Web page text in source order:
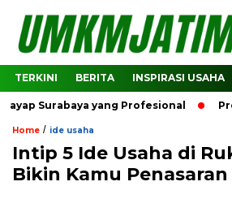
TERKINI BERITA INSPIRASI USAHA
yang Profesional Prediksi
Home / ide usaha
Intip 5 Ide Usaha di
Bikin Kamu Penasaran